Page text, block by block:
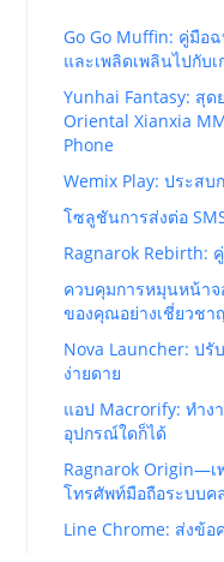
Go Go Muffin: คู่มือ
และเพลิดเพลินไปกับเ
Yunhai Fantasy: สุ
Oriental Xianxia
Phone
Wemix Play: ประสบ
โซลูชันการส่งต่อ
Ragnarok Rebirth:
ควบคุมการหมุนหน้า
ของคุณอย่างเชี่ยวชา
Nova Launcher: ป
ง่ายดาย
แอป Macrorify: ทำง
อุปกรณ์ใดก็ได้
Ragnarok Origin—เ
โทรศัพท์มือถือระบบค
Line Chrome: ส่งข้อ